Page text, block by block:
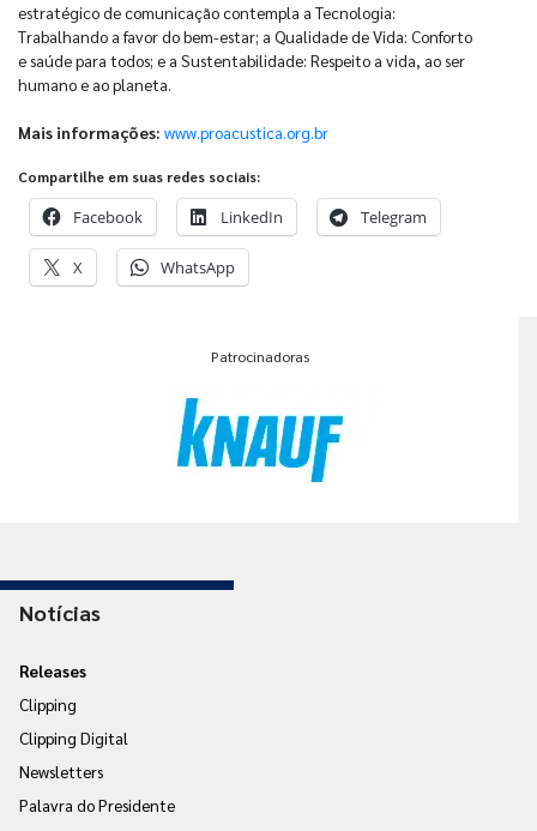
estratégico de comunicação contempla a Tecnologia:
Trabalhando a favor do bem-estar; a Qualidade de Vida: Conforto
e saúde para todos; e a Sustentabilidade: Respeito a vida, ao ser
humano e ao planeta.
Mais informações: www.proacustica.org.br
Compartilhe em suas redes sociais:
Facebook LinkedIn Telegram
X WhatsApp
Patrocinadoras
Notícias
Releases
Clipping
Clipping Digital
Newsletters
Palavra do Presidente